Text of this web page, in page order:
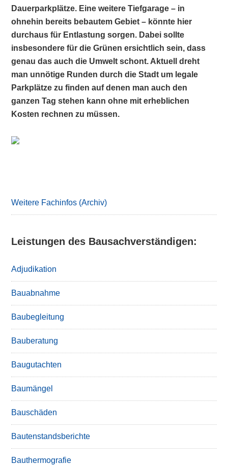
Dauerparkplätze. Eine weitere Tiefgarage – in
ohnehin bereits bebautem Gebiet – könnte hier
durchaus für Entlastung sorgen. Dabei sollte
insbesondere für die Grünen ersichtlich sein, dass
genau das auch die Umwelt schont. Aktuell dreht
man unnötige Runden durch die Stadt um legale
Parkplätze zu finden auf denen man auch den
ganzen Tag stehen kann ohne mit erheblichen
Kosten rechnen zu müssen.
Weitere Fachinfos (Archiv)
Leistungen des Bausachverständigen:
Adjudikation
Bauabnahme
Baubegleitung
Bauberatung
Baugutachten
Baumängel
Bauschäden
Bautenstandsberichte
Bauthermografie